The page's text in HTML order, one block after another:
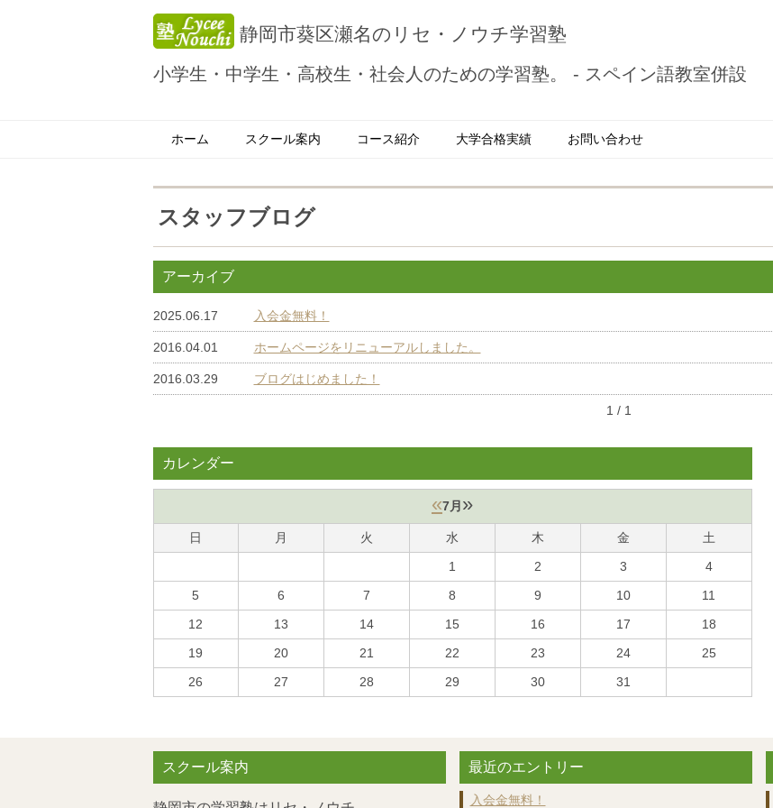
静岡市葵区瀬名のリセ・ノウチ学習塾
小学生・中学生・高校生・社会人のための学習塾。 - スペイン語教室併設
ホーム スクール案内 コース紹介 大学合格実績 お問い合わせ
スタッフブログ
アーカイブ
2025.06.17 入会金無料！
2016.04.01 ホームページをリニューアルしました。
2016.03.29 ブログはじめました！
1 / 1
カレンダー
«7月 »
日 月 火 水 木 金
土
1
2 3
4
5
6 7 8 9 10
11
12
13 14 15 16 17
18
19
20 21 22 23 24
25
26
27 28 29 30 31
スクール案内 最近のエントリー
入会金無料！